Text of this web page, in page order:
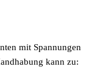
mit Spannungen
kann zu: